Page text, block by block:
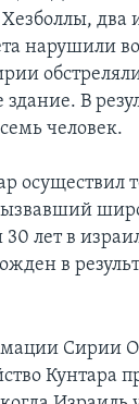
два
нарушили
В
человек.
осуществил
30 лет в
в
Сирии
Кунтара